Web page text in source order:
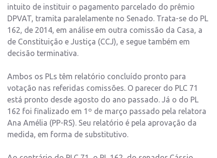
intuito de instituir o pagamento parcelado do prêmio
DPVAT, tramita paralelamente no Senado. Trata-se do PL
162, de 2014, em análise em outra comissão da Casa, a
de Constituição e Justiça (CCJ), e segue também em
decisão terminativa.
Ambos os PLs têm relatório concluído pronto para
votação nas referidas comissões. O parecer do PLC 71
está pronto desde agosto do ano passado. Já o do PL
162 foi finalizado em 1º de março passado pela relatora
Ana Amélia (PP-RS). Seu relatório é pela aprovação da
medida, em forma de substitutivo.